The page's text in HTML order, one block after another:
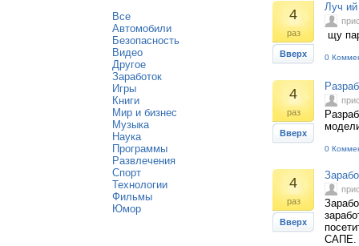
Все
Автомобили
Безопасность
Видео
Другое
Заработок
Игры
Книги
Мир и бизнес
Музыка
Наука
Программы
Развлечения
Спорт
Технологии
Фильмы
Юмор
4
раз
Вверх
Луч ий
щу
0
4
раз
Вверх
0
4
раз
Вверх
САПЕ.